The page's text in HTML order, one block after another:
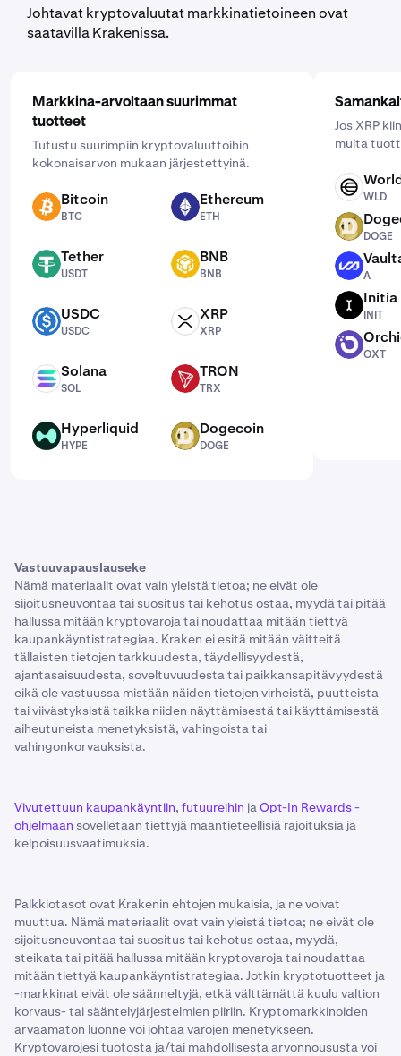
haluamasi aikataulu: päivittäin, viikoittain tai
kuukausittain.
Johtavat kryptovaluutat markkinatietoineen ovat
saatavilla Krakenissa.
Markkina-arvoltaan suurimmat
tuotteet
Tutustu suurimpiin kryptovaluuttoihin
kokonaisarvon mukaan järjestettyinä.
BTC Bitcoin
BTC
ETH Ethereum
ETH
USDT Tether
USDT
BNB BNB
BNB
USDC USDC
USDC
XRP XRP
XRP
SOL Solana
SOL
TRX TRON
TRX
HYPE Hyperliquid
HYPE
DOGE Dogecoin
DOGE
Jos XRP
muita
WLD
WLD
DOGE
DOGE
A
A
Initia
INIT
OXT
OXT
Vastuuvapauslauseke
Nämä materiaalit ovat vain yleistä tietoa; ne eivät ole
sijoitusneuvontaa tai suositus tai kehotus ostaa, myydä tai pitää
hallussa mitään kryptovaroja tai noudattaa mitään tiettyä
kaupankäyntistrategiaa. Kraken ei esitä mitään väitteitä
tällaisten tietojen tarkkuudesta, täydellisyydestä,
ajantasaisuudesta, soveltuvuudesta tai paikkansapitävyydestä
eikä ole vastuussa mistään näiden tietojen virheistä, puutteista
tai viivästyksistä taikka niiden näyttämisestä tai käyttämisestä
aiheutuneista menetyksistä, vahingoista tai
vahingonkorvauksista.
Vivutettuun kaupankäyntiin, futuureihin jaOpt-In Rewards -
ohjelmaan sovelletaan tiettyjä maantieteellisiä rajoituksia ja
kelpoisuusvaatimuksia.
Palkkiotasot ovat Krakenin ehtojen mukaisia, ja ne voivat
muuttua. Nämä materiaalit ovat vain yleistä tietoa; ne eivät ole
sijoitusneuvontaa tai suositus tai kehotus ostaa, myydä,
steikata tai pitää hallussa mitään kryptovaroja tai noudattaa
mitään tiettyä kaupankäyntistrategiaa. Jotkin kryptotuotteet ja
-markkinat eivät ole säänneltyjä, etkä välttämättä kuulu valtion
korvaus- tai sääntelyjärjestelmien piiriin. Kryptomarkkinoiden
arvaamaton luonne voi johtaa varojen menetykseen.
Kryptovarojesi tuotosta ja/tai mahdollisesta arvonnoususta voi